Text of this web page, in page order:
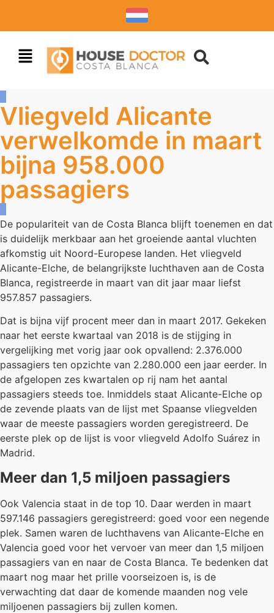
Vliegveld Alicante
verwelkomde in maart
bijna 958.000
passagiers
De populariteit van de Costa Blanca blijft toenemen en dat
is duidelijk merkbaar aan het groeiende aantal vluchten
afkomstig uit Noord-Europese landen. Het vliegveld
Alicante-Elche, de belangrijkste luchthaven aan de Costa
Blanca, registreerde in maart van dit jaar maar liefst
957.857 passagiers.
Dat is bijna vijf procent meer dan in maart 2017. Gekeken
naar het eerste kwartaal van 2018 is de stijging in
vergelijking met vorig jaar ook opvallend: 2.376.000
passagiers ten opzichte van 2.280.000 een jaar eerder. In
de afgelopen zes kwartalen op rij nam het aantal
passagiers steeds toe. Inmiddels staat Alicante-Elche op
de zevende plaats van de lijst met Spaanse vliegvelden
waar de meeste passagiers worden geregistreerd. De
eerste plek op de lijst is voor vliegveld Adolfo Suárez in
Madrid.
Meer dan 1,5 miljoen passagiers
Ook Valencia staat in de top 10. Daar werden in maart
597.146 passagiers geregistreerd: goed voor een negende
plek. Samen waren de luchthavens van Alicante-Elche en
Valencia goed voor het vervoer van meer dan 1,5 miljoen
passagiers van en naar de Costa Blanca. Te bedenken dat
maart nog maar het prille voorseizoen is, is de
verwachting dat daar de komende maanden nog vele
miljoenen passagiers bij zullen komen.